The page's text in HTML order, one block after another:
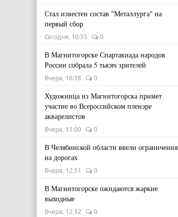
Стал известен состав "Металлурга" на
первый сбор
Сегодня, 10:55 0
В Магнитогорске Спартакиада народов
России собрала 5 тысяч зрителей
Вчера, 16:18 0
Художница из Магнитогорска примет
участие во Всероссийском пленэре
акварелистов
Вчера, 15:00 0
В Челябинской области ввели ограничения
на дорогах
Вчера, 12:51 0
В Магнитогорске ожидаются жаркие
выходные
Вчера, 12:32 0